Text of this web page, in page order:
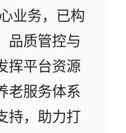
业务，已构
品质管控与
挥平台资源
老服务体系
持，助力打